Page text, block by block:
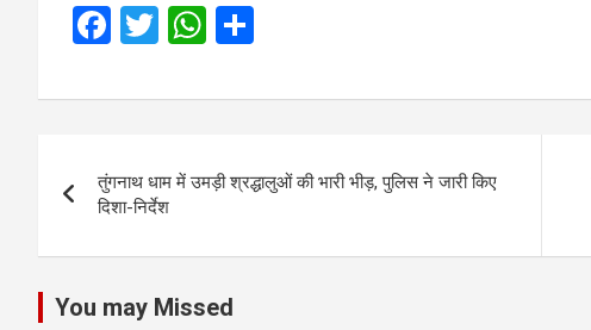
F
ce
o
o
k
T
tt
W
at
A
p
ar
navigation
तुंगनाथ धाम में उमड़ी श्रद्धालुओं की भारी भीड़, पुलिस ने जारी किए
दिशा-निर्देश
You may Missed